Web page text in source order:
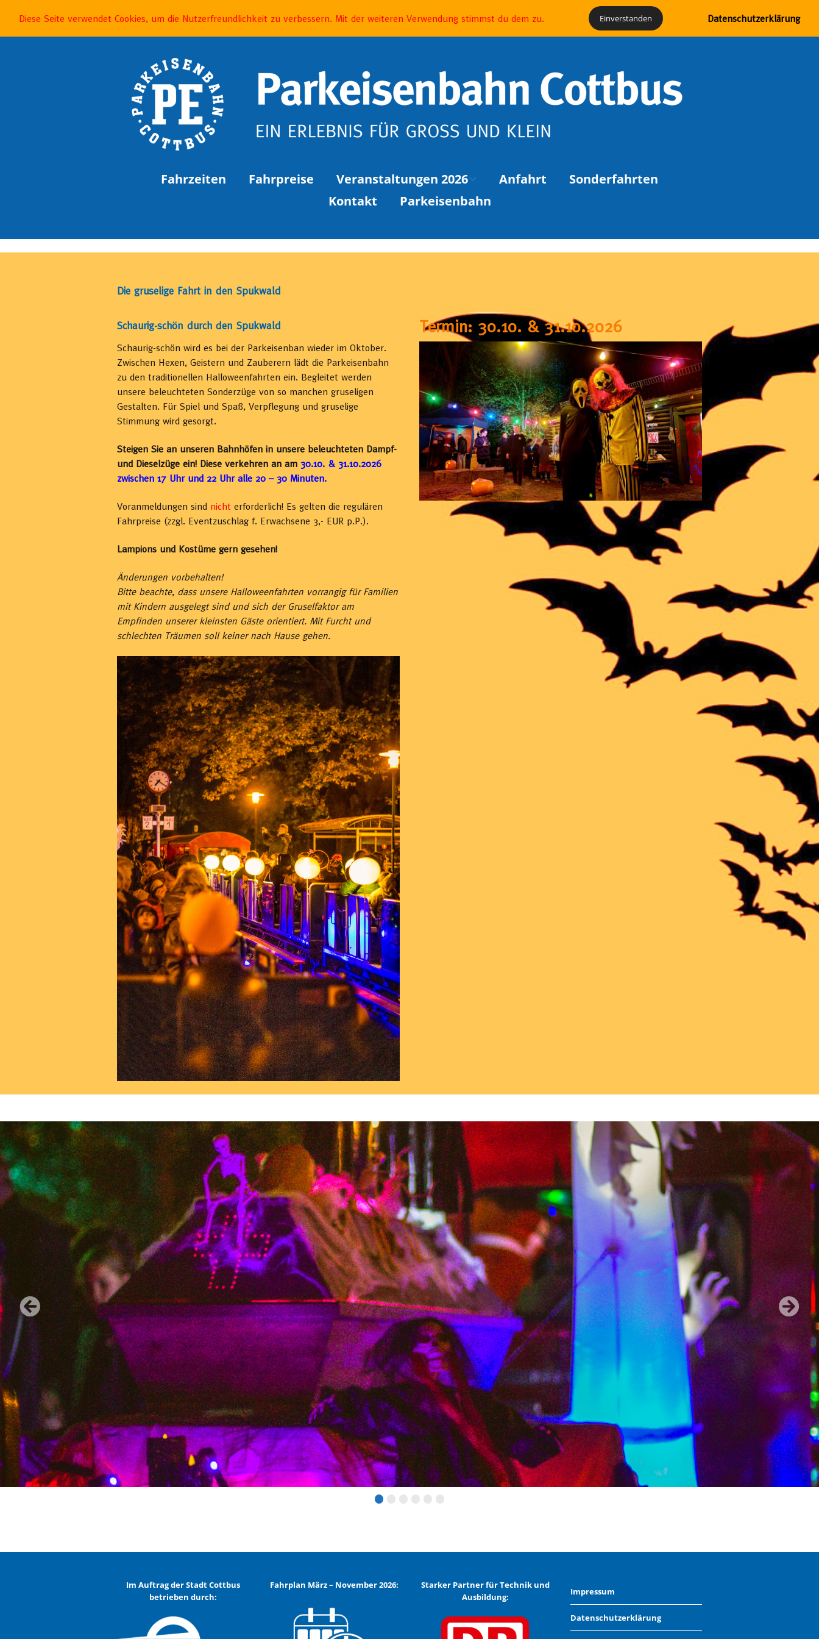
Geschichte Förderverein
Fahrzeiten Fahrpreise Veranstaltungen 2026
EVENT » Elbenwald Lichterfahren
Anfahrt
Sonderfahrten
Kontakt
Parkeisenbahn
Die gruselige Fahrt in den Spukwald
Schaurig-schön durch den Spukwald
Schaurig-schön wird es bei der Parkeisenban wieder im Oktober.
Zwischen Hexen, Geistern und Zauberern lädt die Parkeisenbahn
zu den traditionellen Halloweenfahrten ein. Begleitet werden
unsere beleuchteten Sonderzüge von so manchen gruseligen
Gestalten. Für Spiel und Spaß, Verpflegung und gruselige
Stimmung wird gesorgt.
Steigen Sie an unseren Bahnhöfen in unsere beleuchteten Dampf-
und Dieselzüge ein! Diese verkehren an am 30.10. & 31.10.2026
zwischen 17 Uhr und 22 Uhr alle 20 – 30 Minuten.
Voranmeldungen sind nicht erforderlich! Es gelten die regulären
Fahrpreise (zzgl. Eventzuschlag f. Erwachsene 3,- EUR p.P.).
Lampions und Kostüme gern gesehen!
Änderungen vorbehalten!
Bitte beachte, dass unsere Halloweenfahrten vorrangig für Familien
mit Kindern ausgelegt sind und sich der Gruselfaktor am
Empfinden unserer kleinsten Gäste orientiert. Mit Furcht und
schlechten Träumen soll keiner nach Hause gehen.
Termin: 30.10. & 31.10.2026
•
Im Auftrag der Stadt Cottbus
betrieben durch:
Fahrplan März – November 2026:
Starker Partner für Technik und
Ausbildung:
Impressum
Datenschutzerklärung
Diese Seite verwendet Cookies, um die Nutzerfreundlichkeit zu verbessern. Mit der weiteren Verwendung stimmst du dem zu. Einverstanden Datenschutzerklärung